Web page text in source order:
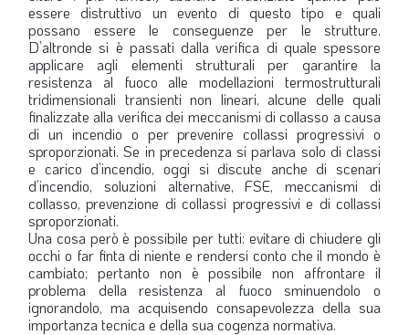
essere distruttivo un evento di questo tipo e quali
possano essere le conseguenze per le strutture.
D’altronde si è passati dalla verifica di quale spessore
applicare agli elementi strutturali per garantire la
resistenza al fuoco alle modellazioni termostrutturali
tridimensionali transienti non lineari, alcune delle quali
finalizzate alla verifica dei meccanismi di collasso a causa
di un incendio o per prevenire collassi progressivi o
sproporzionati. Se in precedenza si parlava solo di classi
e carico d’incendio, oggi si discute anche di scenari
d’incendio, soluzioni alternative, FSE, meccanismi di
collasso, prevenzione di collassi progressivi e di collassi
sproporzionati.
Una cosa però è possibile per tutti: evitare di chiudere gli
occhi o far finta di niente e rendersi conto che il mondo è
cambiato; pertanto non è possibile non affrontare il
problema della resistenza al fuoco sminuendolo o
ignorandolo, ma acquisendo consapevolezza della sua
importanza tecnica e della sua cogenza normativa.